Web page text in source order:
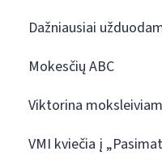
Dažniausiai
Mokesčių ABC
Viktorina
VMI kviečia į